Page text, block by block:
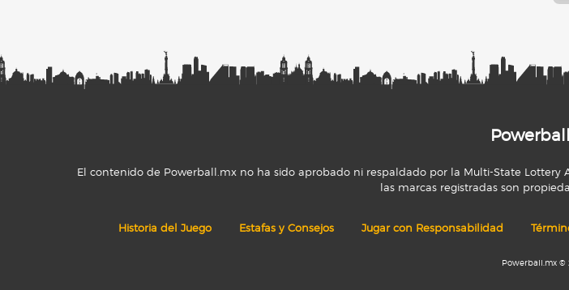
El contenido de Powerball.mx no ha sido aprobado ni respaldado por la Multi-State Lottery
las marcas registradas son
Historia del Juego Estafas y Consejos Jugar con Responsabilidad
Powerball.mx ©